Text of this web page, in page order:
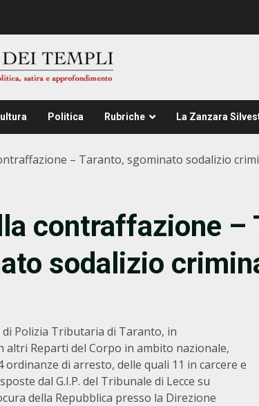
Politica Rubriche La Zanzara
– Taranto, sgominato sodalizio
contraffazione –
sodalizio
Polizia Tributaria di Taranto, in
altri Reparti del Corpo in ambito nazionale,
ordinanze di arresto, delle quali 11 in carcere e
dal G.I.P. del Tribunale di Lecce su
della Repubblica presso la Direzione